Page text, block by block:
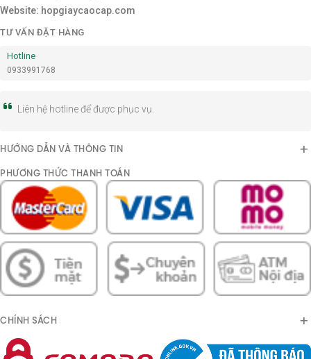
Website: hopgiaycaocap.com
TƯ VẤN ĐẶT HÀNG
0933991768
Hotline
Liên hệ hotline để được phục vụ.
HƯỚNG DẪN VÀ THÔNG TIN
PHƯƠNG THỨC THANH TOÁN
CHÍNH SÁCH